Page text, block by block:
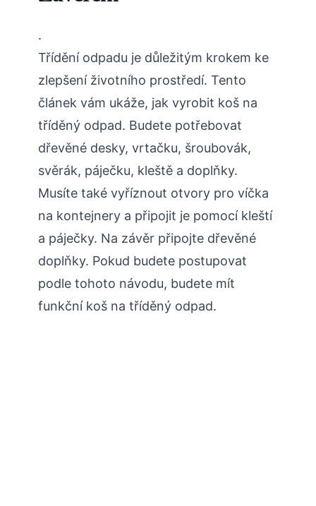
.
Třídění odpadu je důležitým krokem ke
zlepšení životního prostředí. Tento
článek vám ukáže, jak vyrobit koš na
tříděný odpad. Budete potřebovat
dřevěné desky, vrtačku, šroubovák,
svěrák, páječku, kleště a doplňky.
Musíte také vyříznout otvory pro víčka
na kontejnery a připojit je pomocí kleští
a páječky. Na závěr připojte dřevěné
doplňky. Pokud budete postupovat
podle tohoto návodu, budete mít
funkční koš na tříděný odpad.